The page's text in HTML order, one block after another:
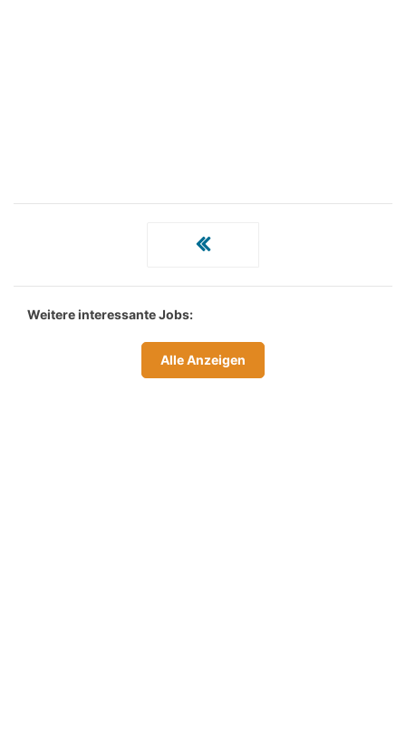
Weitere interessante Jobs:
Alle Anzeigen